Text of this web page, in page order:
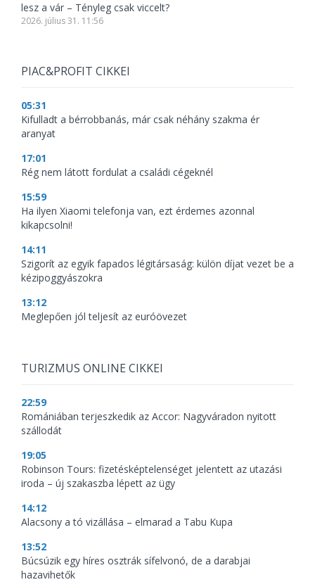
lesz a vár – Tényleg csak viccelt?
2026. július 31. 11:56
PIAC&PROFIT CIKKEI
05:31
Kifulladt a bérrobbanás, már csak néhány szakma ér
aranyat
17:01
Rég nem látott fordulat a családi cégeknél
15:59
Ha ilyen Xiaomi telefonja van, ezt érdemes azonnal
kikapcsolni!
14:11
Szigorít az egyik fapados légitársaság: külön díjat vezet be a
kézipoggyászokra
13:12
Meglepően jól teljesít az euróövezet
TURIZMUS ONLINE CIKKEI
22:59
Romániában terjeszkedik az Accor: Nagyváradon nyitott
szállodát
19:05
Robinson Tours: fizetésképtelenséget jelentett az utazási
iroda – új szakaszba lépett az ügy
14:12
Alacsony a tó vizállása – elmarad a Tabu Kupa
13:52
Búcsúzik egy híres osztrák sífelvonó, de a darabjai
hazavihetők